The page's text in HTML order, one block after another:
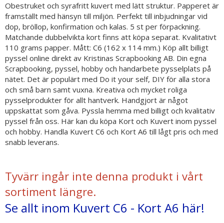
Obestruket och syrafritt kuvert med lätt struktur. Papperet är
framställt med hänsyn till miljön. Perfekt till inbjudningar vid
dop, bröllop, konfirmation och kalas. 5 st per förpackning.
Matchande dubbelvikta kort finns att köpa separat. Kvalitativt
110 grams papper. Mått: C6 (162 x 114 mm.) Köp allt billigt
pyssel online direkt av Kristinas Scrapbooking AB. Din egna
Scrapbooking, pyssel, hobby och handarbete pysselplats på
nätet. Det är populärt med Do it your self, DIY för alla stora
och små barn samt vuxna. Kreativa och mycket roliga
pysselprodukter för allt hantverk. Handgjort är något
uppskattat som gåva. Pyssla hemma med billigt och kvalitativ
pyssel från oss. Här kan du köpa Kort och Kuvert inom pyssel
och hobby. Handla Kuvert C6 och Kort A6 till lågt pris och med
snabb leverans.
Tyvärr ingår inte denna produkt i vårt
sortiment längre.
Se allt inom Kuvert C6 - Kort A6 här!